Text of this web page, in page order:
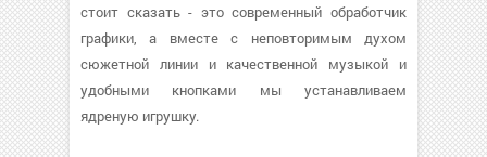
стоит сказать - это современный обработчик
графики, а вместе с неповторимым духом
сюжетной линии и качественной музыкой и
удобными кнопками мы устанавливаем
ядреную игрушку.